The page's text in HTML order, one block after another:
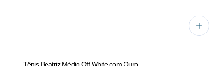
Tênis Beatriz Médio Off White com Ouro